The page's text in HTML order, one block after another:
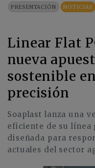
PRESENTACIÓN NOTICIAS
Linear Flat
nueva
sostenible
precisión
Soaplast lanza una
eficiente de su línea
diseñada para
actuales del sector